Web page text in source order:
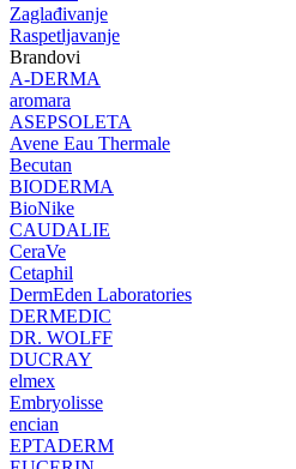
Zaglađivanje
Raspetljavanje
Brandovi
A-DERMA
aromara
ASEPSOLETA
Avene Eau Thermale
Becutan
BIODERMA
BioNike
CAUDALIE
CeraVe
Cetaphil
DermEden Laboratories
DERMEDIC
DR. WOLFF
DUCRAY
elmex
Embryolisse
encian
EPTADERM